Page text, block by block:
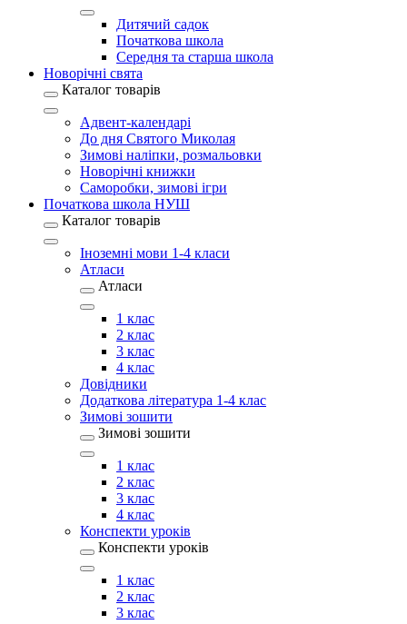
Дитячий садок
Початкова школа
Середня та старша школа
Новорічні свята
Каталог товарів
Адвент-календарі
До дня Святого Миколая
Зимові наліпки, розмальовки
Новорічні книжки
Саморобки, зимові ігри
Початкова школа НУШ
Каталог товарів
Іноземні мови 1-4 класи
Атласи
Атласи
1 клас
2 клас
3 клас
4 клас
Довідники
Додаткова література 1-4 клас
Зимові зошити
Зимові зошити
1 клас
2 клас
3 клас
4 клас
Конспекти уроків
Конспекти уроків
1 клас
2 клас
3 клас